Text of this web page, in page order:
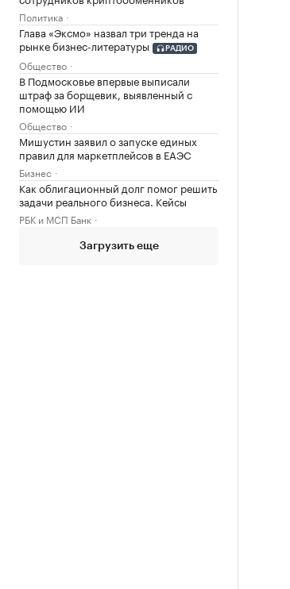
Политика
Глава «Эксмо» назвал три тренда на
рынке бизнес-литературы
РАДИО
Общество
В Подмосковье впервые выписали
штраф за борщевик, выявленный с
помощью ИИ
Общество
Мишустин заявил о запуске единых
правил для маркетплейсов в ЕАЭС
Бизнес
Как облигационный долг помог решить
задачи реального бизнеса. Кейсы
РБК и МСП Банк
Загрузить еще